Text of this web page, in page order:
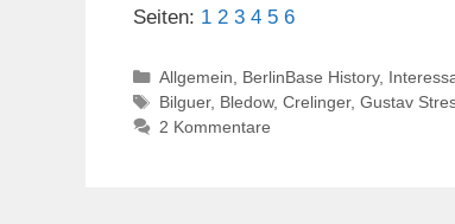
Seiten: 1 2 3 4 5 6
Kategorien
Allgemein, BerlinBase History,
Schlagwörter
Bilguer, Bledow, Crelinger, Gustav
2 Kommentare